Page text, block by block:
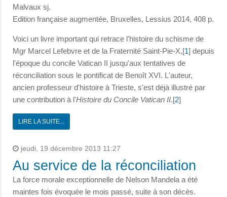
Malvaux sj.
Edition française augmentée, Bruxelles, Lessius 2014, 408 p.
Voici un livre important qui retrace l'histoire du schisme de
Mgr Marcel Lefebvre et de la Fraternité Saint-Pie-X,[1] depuis
l'époque du concile Vatican II jusqu'aux tentatives de
réconciliation sous le pontificat de Benoît XVI. L'auteur,
ancien professeur d'histoire à Trieste, s'est déjà illustré par
une contribution à l'Histoire du Concile Vatican II.[2]
LIRE LA SUITE...
jeudi, 19 décembre 2013 11:27
Au service de la réconciliation
La force morale exceptionnelle de Nelson Mandela a été
maintes fois évoquée le mois passé, suite à son décès.